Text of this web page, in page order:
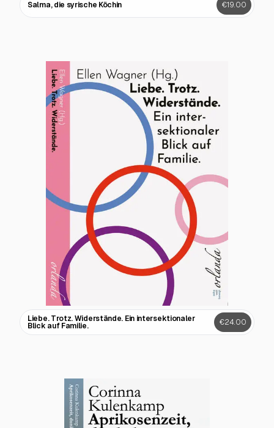
Salma, die syrische Köchin €19.00
Liebe. Trotz. Widerstände. Ein intersektionaler
Blick auf Familie.
€24.00